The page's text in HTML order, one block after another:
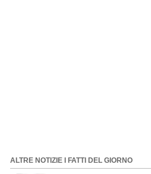
ALTRE NOTIZIE I FATTI DEL GIORNO